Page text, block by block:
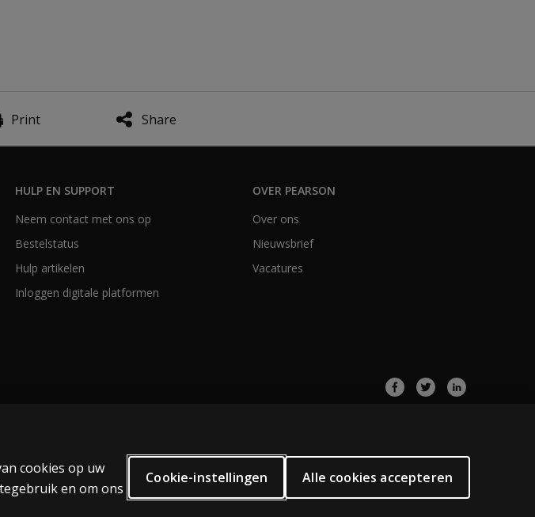
Print Share
HULP EN SUPPORT
Neem contact met ons op
Bestelstatus
Hulp artikelen
Inloggen digitale platformen
OVER PEARSON
Over ons
Nieuwsbrief
Vacatures
en het trainen van kunstmatige intelligentie en soortgelijke
cookies op uw
en om ons
Cookie-instellingen Alle cookies accepteren